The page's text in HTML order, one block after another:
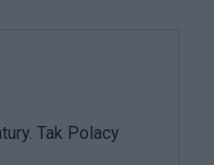
Tak Polacy